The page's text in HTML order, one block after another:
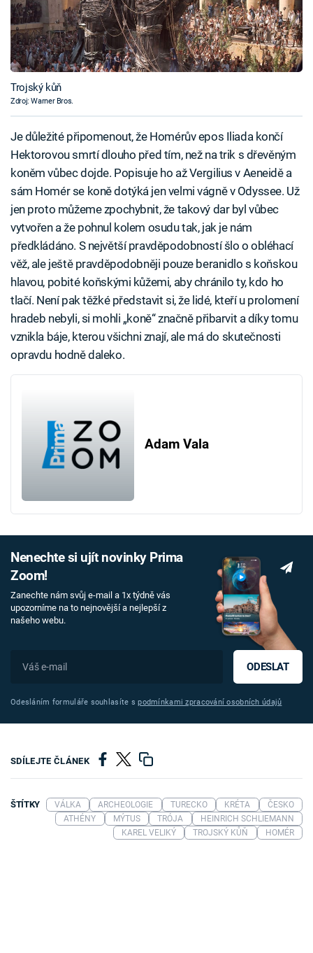
Trojský kůň
Zdroj: Warner Bros.
Je důležité připomenout, že Homérův epos Iliada končí
Hektorovou smrtí dlouho před tím, než na trik s dřevěným
koněm vůbec dojde. Popisuje ho až Vergilius v Aeneidě a
sám Homér se koně dotýká jen velmi vágně v Odyssee. Už
jen proto můžeme zpochybnit, že takový dar byl vůbec
vytvořen a že pohnul kolem osudu tak, jak je nám
předkládáno. S největší pravděpodobností šlo o obléhací
věž, ale ještě pravděpodobněji pouze beranidlo s koňskou
hlavou, pobité koňskými kůžemi, aby chránilo ty, kdo ho
tlačí. Není pak těžké představit si, že lidé, kteří u prolomení
hradeb nebyli, si mohli „koně“ značně přibarvit a díky tomu
vznikla báje, kterou všichni znají, ale má do skutečnosti
opravdu hodně daleko.
Adam Vala
Nenechte si ujít novinky Prima
Zoom!
Zanechte nám svůj e-mail a 1x týdně vás
upozorníme na to nejnovější a nejlepší z
našeho webu.
ODESLAT
Odesláním formuláře souhlasíte spodmínkami zpracování osobních údajů
SDÍLEJTE ČLÁNEK
ŠTÍTKY VÁLKA ARCHEOLOGIE TURECKO KRÉTA
ČESKO
ATHÉNY
MÝTUS TRÓJA
HEINRICH SCHLIEMANN
KAREL VELIKÝ
TROJSKÝ KŮŇ HOMÉR